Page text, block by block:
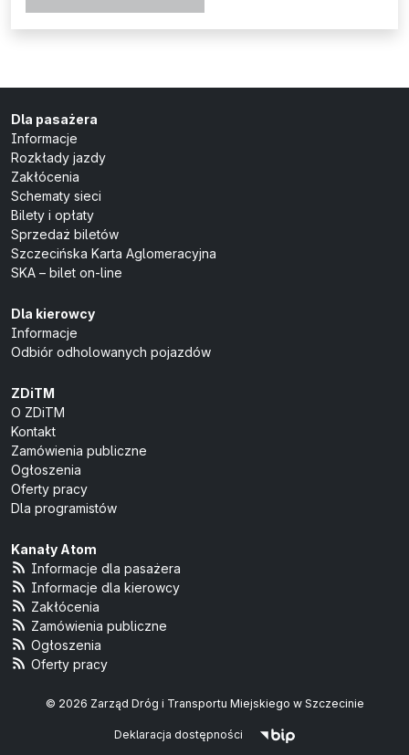
Dla pasażera
Informacje
Rozkłady jazdy
Zakłócenia
Schematy sieci
Bilety i opłaty
Sprzedaż biletów
Szczecińska Karta Aglomeracyjna
SKA – bilet on-line
Dla kierowcy
Informacje
Odbiór odholowanych pojazdów
ZDiTM
O ZDiTM
Kontakt
Zamówienia publiczne
Ogłoszenia
Oferty pracy
Dla programistów
Kanały Atom
Informacje dla pasażera
Informacje dla kierowcy
Zakłócenia
Zamówienia publiczne
Ogłoszenia
Oferty pracy
© 2026 Zarząd Dróg i Transportu Miejskiego w Szczecinie
Deklaracja dostępności